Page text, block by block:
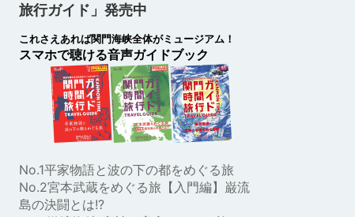
旅行ガイド」発売中
これさえあれば関門海峡全体がミュージアム！
スマホで聴ける音声ガイドブック
No.1平家物語と波の下の都をめぐる旅
No.2宮本武蔵をめぐる旅【入門編】巌流
島の決闘とは!?